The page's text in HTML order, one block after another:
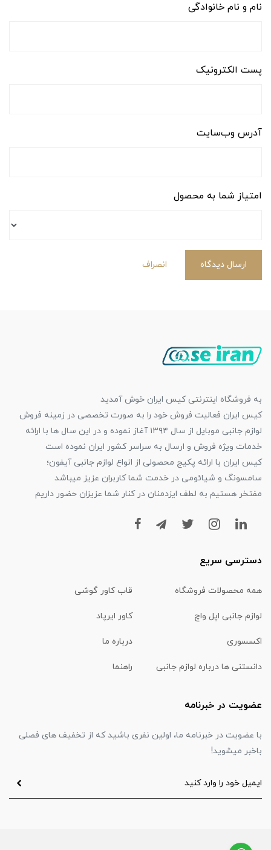
نام و نام خانوادگی
پست الکترونیک
آدرس وب‌سایت
امتیاز شما به محصول
ارسال دیدگاه انصراف
به فروشگاه اینترنتی کیس ایران خوش آمدید
کیس ایران فعالیت فروش خود را به صورت تخصصی در زمینه فروش
لوازم جانبی موبایل از سال ۱۳۹۴ آغاز نموده و در این سال ها با ارائه
خدمات ویژه فروش و ارسال به سراسر کشور ایران نموده است
کیس ایران با ارائه پکیج محصولی از انواع لوازم جانبی آیفون؛
سامسونگ و شیائومی در خدمت شما کاربران عزیز میباشد
مفتخر هستیم به لطف ایزدمنان در کنار شما عزیزان حضور داریم
دسترسی سریع
همه محصولات فروشگاه قاب کاور گوشی
لوازم جانبی اپل واچ کاور ایرپاد
اکسسوری درباره ما
دانستنی ها درباره لوازم جانبی راهنما
عضویت در خبرنامه
با عضویت در خبرنامه ما، اولین نفری باشید که از تخفیف های فصلی
باخبر میشوید!